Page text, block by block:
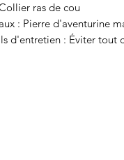
ras de cou
: Pierre d'aventurine
d'entretien : Éviter tout